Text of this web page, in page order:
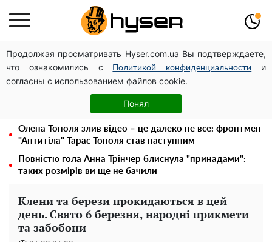
Продолжая просматривать Hyser.com.ua Вы подтверждаете,
что ознакомились с
Политикой конфиденциальности
и
согласны с использованием файлов cookie.
Понял
Посол ОБСЄ вдруге відвідав місце російського удару
по житловому будинку на Подолі
Дрони із націнкою: Олександр Конотопський вивів
мільйони оборонного бюджету через фіктивну фірму в
Олена Тополя злив відео – це далеко не все: фронтмен
"Антитіла" Тарас Тополя став наступним
Повністю гола Анна Трінчер блиснула "принадами":
таких розмірів ви ще не бачили
Клени та берези прокидаються в цей
день. Свято 6 березня, народні прикмети
та забобони